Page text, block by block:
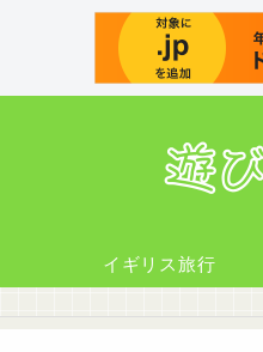
イギリス旅行